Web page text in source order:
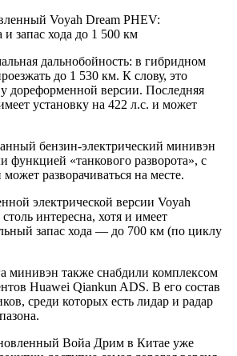
дальнобойность: в гибридном
до 1 530 км. К слову, это
дореформенной версии. Последняя
установку на 422 л.с. и может
бензин-электрический минивэн
функцией «танкового разворота», с
разворачиваться на месте.
электрической версии Voyah
интересна, хотя и имеет
запас хода — до 700 км (по циклу
минивэн также снабдили комплексом
Huawei Qiankun ADS. В его состав
среди которых есть лидар и радар
Войа Дрим в Китае уже